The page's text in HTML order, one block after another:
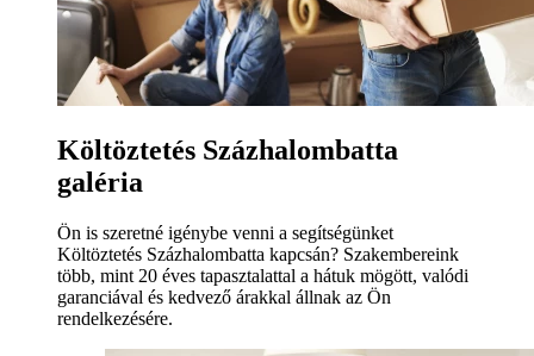
Költöztetés Százhalombatta
galéria
Ön is szeretné igénybe venni a segítségünket
Költöztetés Százhalombatta kapcsán? Szakembereink
több, mint 20 éves tapasztalattal a hátuk mögött, valódi
garanciával és kedvező árakkal állnak az Ön
rendelkezésére.